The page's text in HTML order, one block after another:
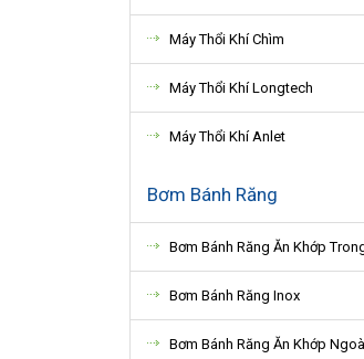
Máy Thổi Khí Chìm
Máy Thổi Khí Longtech
Máy Thổi Khí Anlet
Bơm Bánh Răng
Bơm Bánh Răng Ăn Khớp
Bơm Bánh Răng Inox
Bơm Bánh Răng Ăn Khớp